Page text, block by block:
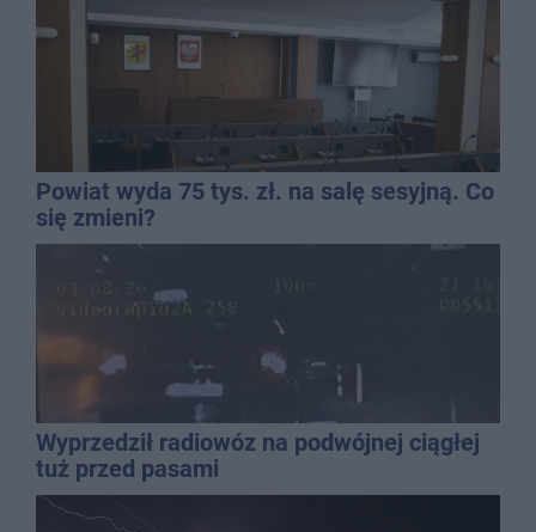
Powiat wyda 75 tys. zł. na salę sesyjną. Co
się zmieni?
Wyprzedził radiowóz na podwójnej ciągłej
tuż przed pasami